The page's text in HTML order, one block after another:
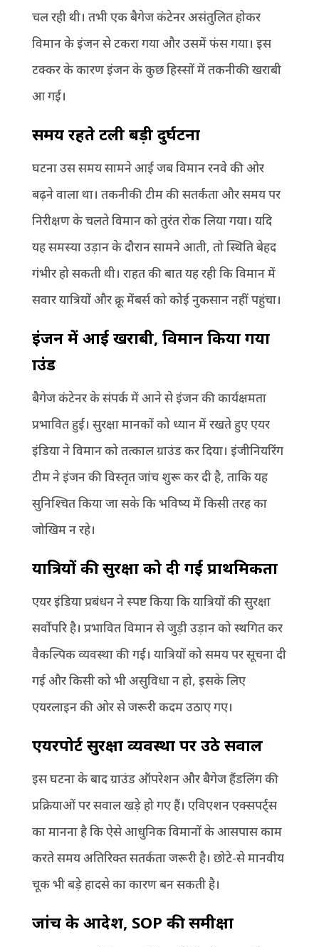
चल रही थी। तभी एक बैगेज कंटेनर असंतुलित होकर
विमान के इंजन से टकरा गया और उसमें फंस गया। इस
टक्कर के कारण इंजन के कुछ हिस्सों में तकनीकी खराबी
आ गई।
समय रहते टली बड़ी दुर्घटना
घटना उस समय सामने आई जब विमान रनवे की ओर
बढ़ने वाला था। तकनीकी टीम की सतर्कता और समय पर
निरीक्षण के चलते विमान को तुरंत रोक लिया गया। यदि
यह समस्या उड़ान के दौरान सामने आती, तो स्थिति बेहद
गंभीर हो सकती थी। राहत की बात यह रही कि विमान में
सवार यात्रियों और क्रू मेंबर्स को कोई नुकसान नहीं पहुंचा।
इंजन में आई खराबी, विमान किया गया
ग्राउंड
बैगेज कंटेनर के संपर्क में आने से इंजन की कार्यक्षमता
प्रभावित हुई। सुरक्षा मानकों को ध्यान में रखते हुए एयर
इंडिया ने विमान को तत्काल ग्राउंड कर दिया। इंजीनियरिंग
टीम ने इंजन की विस्तृत जांच शुरू कर दी है, ताकि यह
सुनिश्चित किया जा सके कि भविष्य में किसी तरह का
जोखिम न रहे।
यात्रियों की सुरक्षा को दी गई प्राथमिकता
एयर इंडिया प्रबंधन ने स्पष्ट किया कि यात्रियों की सुरक्षा
सर्वोपरि है। प्रभावित विमान से जुड़ी उड़ान को स्थगित कर
वैकल्पिक व्यवस्था की गई। यात्रियों को समय पर सूचना दी
गई और किसी को भी असुविधा न हो, इसके लिए
एयरलाइन की ओर से जरूरी कदम उठाए गए।
एयरपोर्ट सुरक्षा व्यवस्था पर उठे सवाल
इस घटना के बाद ग्राउंड ऑपरेशन और बैगेज हैंडलिंग की
प्रक्रियाओं पर सवाल खड़े हो गए हैं। एविएशन एक्सपर्ट्स
का मानना है कि ऐसे आधुनिक विमानों के आसपास काम
करते समय अतिरिक्त सतर्कता जरूरी है। छोटे-से मानवीय
चूक भी बड़े हादसे का कारण बन सकती है।
जांच के आदेश, SOP की समीक्षा